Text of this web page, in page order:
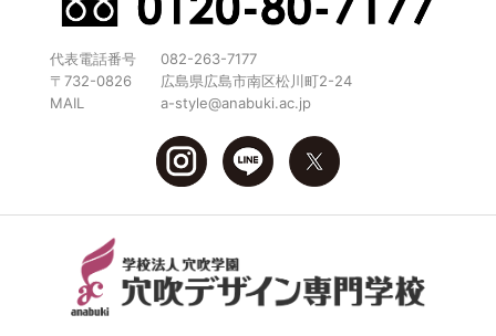
代表電話番号
082-263-7177
〒732-0826
広島県広島市南区松川町2-24
MAIL
a-style@anabuki.ac.jp